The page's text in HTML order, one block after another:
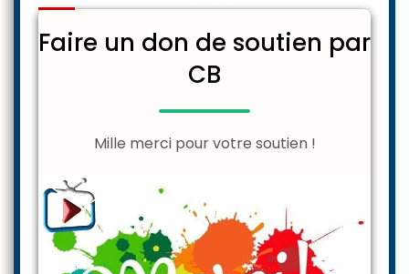
Faire un don de soutien par
CB
Mille merci pour votre soutien !